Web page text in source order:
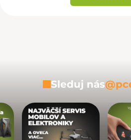
Sleduj nás